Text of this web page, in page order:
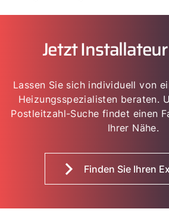
Jetzt
Lassen Sie sich individuell von
Heizungsspezialisten beraten.
Postleitzahl-Suche findet einen
Ihrer Nähe.
Finden Sie Ihren